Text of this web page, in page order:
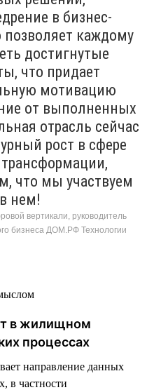
в бизнес-
каждому
достигнутые
что придает
мотивацию
от выполненных
отрасль сейчас
рост в сфере
что мы участвуем
в нем!
вертикали, руководитель
бизнеса ДОМ.РФ Технологии
в жилищном
процессах
направление данных
в частности